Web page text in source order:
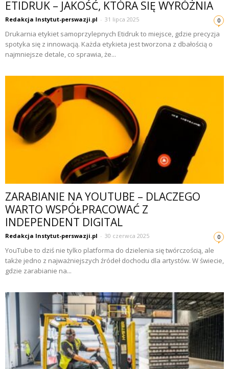
ETIDRUK – JAKOŚĆ, KTÓRA SIĘ WYRÓŻNIA
Redakcja Instytut-perswazji.pl - 31 lipca 2025 0
Drukarnia etykiet samoprzylepnych Etidruk to miejsce, gdzie precyzja
spotyka się z innowacją. Każda etykieta jest tworzona z dbałością o
najmniejsze detale, co sprawia, że...
ZARABIANIE NA YOUTUBE – DLACZEGO
WARTO WSPÓŁPRACOWAĆ Z
INDEPENDENT DIGITAL
Redakcja Instytut-perswazji.pl - 30 czerwca 2025 0
YouTube to dziś nie tylko platforma do dzielenia się twórczością, ale
także jedno z najważniejszych źródeł dochodu dla artystów. W świecie,
gdzie zarabianie na...